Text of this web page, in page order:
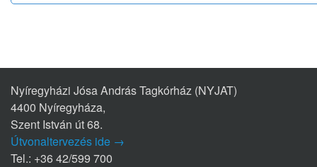
Nyíregyházi Jósa András Tagkórház (NYJAT)
4400 Nyíregyháza,
Szent István út 68.
Útvonaltervezés ide →
Tel.: +36 42/599 700